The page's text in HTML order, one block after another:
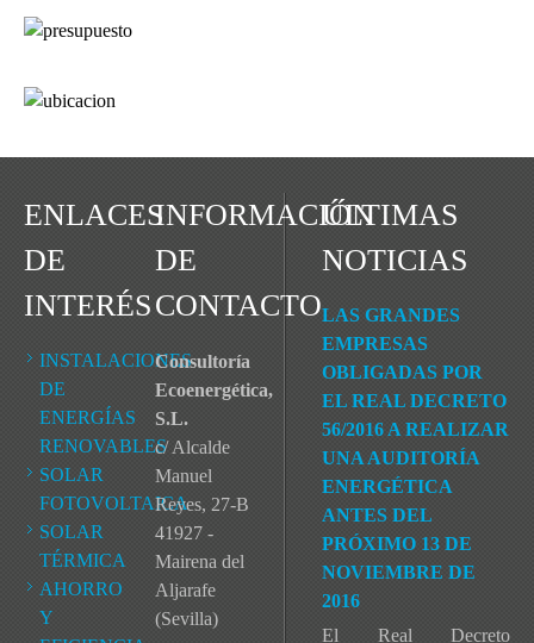
ENLACES
DE
INTERÉS
INSTALACIONES
DE
ENERGÍAS
RENOVABLES
SOLAR
FOTOVOLTAICA
SOLAR
TÉRMICA
AHORRO
Y
INFORMACIÓN
DE
CONTACTO
Consultoría
Ecoenergética,
S.L.
c/ Alcalde
Manuel
Reyes, 27-B
41927 -
Mairena del
Aljarafe
(Sevilla)
ÚLTIMAS
NOTICIAS
LAS GRANDES
EMPRESAS
OBLIGADAS POR
EL REAL DECRETO
56/2016 A REALIZAR
UNA AUDITORÍA
ENERGÉTICA
ANTES DEL
PRÓXIMO 13 DE
NOVIEMBRE DE
2016
El Real Decreto